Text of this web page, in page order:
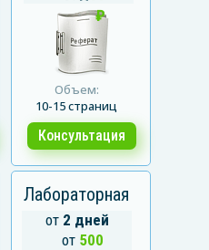
Объем:
10-15 страниц
Консультация
Лабораторная
от 2 дней
от 500
₽